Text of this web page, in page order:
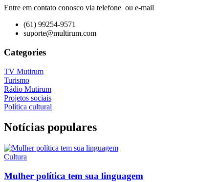
Entre em contato conosco via telefone ou e-mail
(61) 99254-9571
suporte@multirum.com
Categories
TV Mutirum
Turismo
Rádio Mutirum
Projetos sociais
Política cultural
Notícias populares
Cultura
Mulher política tem sua linguagem